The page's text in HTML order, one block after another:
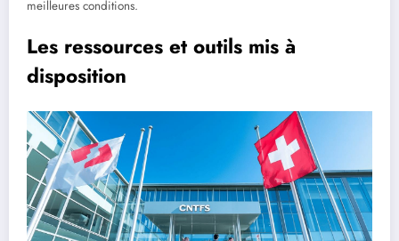
meilleures conditions.
Les ressources et outils mis à
disposition